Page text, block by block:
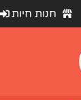
חנות חיות